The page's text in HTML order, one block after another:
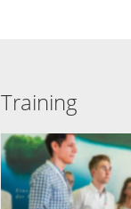
Training